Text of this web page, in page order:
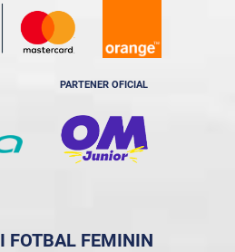
PARTENER OFICIAL
FOTBAL FEMININ